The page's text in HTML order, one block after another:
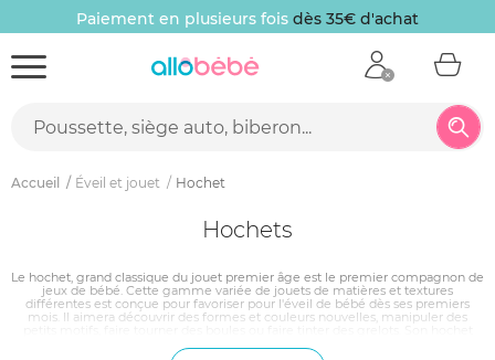
Paiement en plusieurs fois dès 35€ d'achat
Accueil Éveil et jouet Hochet
Hochets
Le hochet, grand classique du jouet premier âge est le premier compagnon de
jeux de bébé. Cette gamme variée de jouets de matières et textures
différentes est conçue pour favoriser pour l'éveil de bébé dès ses premiers
mois. Il aimera découvrir des formes et couleurs nouvelles, manipuler des
d'aiguiser sa soif de découvertes et de solliciter son imagination.